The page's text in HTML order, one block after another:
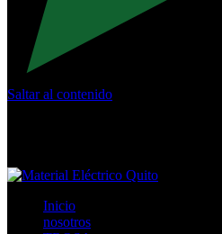
Saltar al contenido
Inicio
nosotros